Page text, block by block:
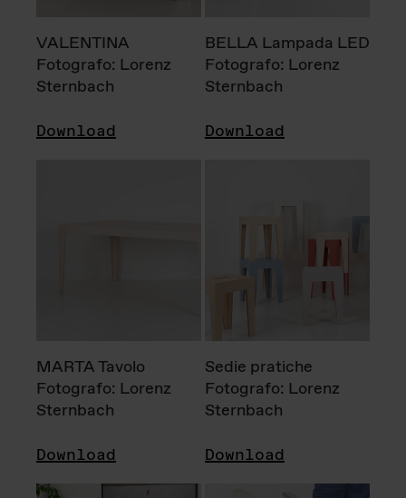
VALENTINA
Fotografo: Lorenz
Sternbach
Download
BELLA Lampada LED
Fotografo: Lorenz
Sternbach
Download
MARTA Tavolo
Fotografo: Lorenz
Sternbach
Download
Sedie pratiche
Fotografo: Lorenz
Sternbach
Download